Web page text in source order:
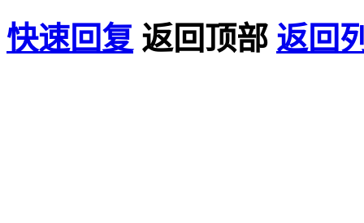
快速回复 返回顶部 返回